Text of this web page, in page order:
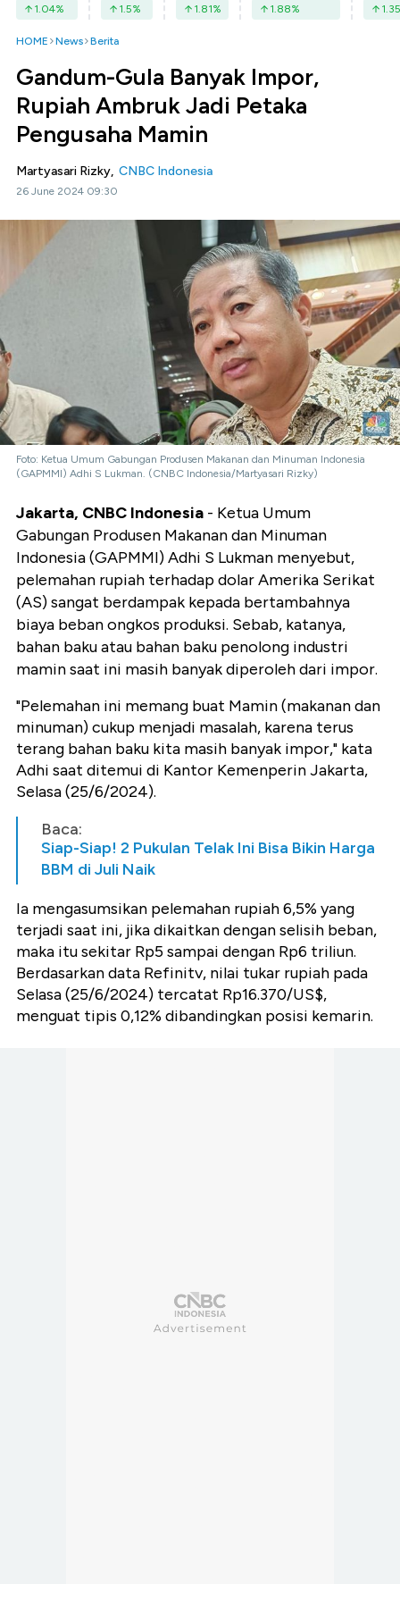
1.04% 1.5% 1.81% 1.88% 1.35
HOME News Berita
Gandum-Gula Banyak Impor,
Rupiah Ambruk Jadi Petaka
Pengusaha Mamin
Martyasari Rizky, CNBC Indonesia
26 June 2024 09:30
Foto: Ketua Umum Gabungan Produsen Makanan dan Minuman Indonesia
(GAPMMI) Adhi S Lukman. (CNBC Indonesia/Martyasari Rizky)
Jakarta, CNBC Indonesia - Ketua Umum
Gabungan Produsen Makanan dan Minuman
Indonesia (GAPMMI) Adhi S Lukman menyebut,
pelemahan rupiah terhadap dolar Amerika Serikat
(AS) sangat berdampak kepada bertambahnya
biaya beban ongkos produksi. Sebab, katanya,
bahan baku atau bahan baku penolong industri
mamin saat ini masih banyak diperoleh dari impor.
"Pelemahan ini memang buat Mamin (makanan dan
minuman) cukup menjadi masalah, karena terus
terang bahan baku kita masih banyak impor," kata
Adhi saat ditemui di Kantor Kemenperin Jakarta,
Selasa (25/6/2024).
Baca:
Siap-Siap! 2 Pukulan Telak Ini Bisa Bikin Harga
BBM di Juli Naik
Ia mengasumsikan pelemahan rupiah 6,5% yang
terjadi saat ini, jika dikaitkan dengan selisih beban,
maka itu sekitar Rp5 sampai dengan Rp6 triliun.
Berdasarkan data Refinitv, nilai tukar rupiah pada
Selasa (25/6/2024) tercatat Rp16.370/US$,
menguat tipis 0,12% dibandingkan posisi kemarin.